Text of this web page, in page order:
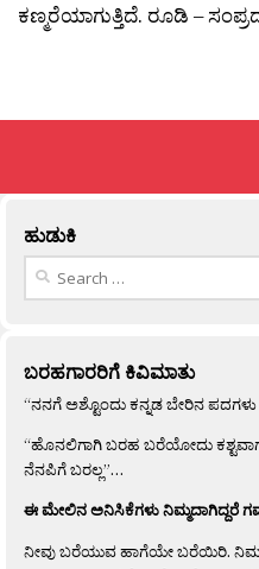
ಕಣ್ಮರೆಯಾಗುತ್ತಿದೆ. ರೂಡಿ –
ಹುಡುಕಿ
Search
ಬರಹಗಾರರಿಗೆ ಕಿವಿಮಾತು
“ನನಗೆ ಅಶ್ಟೊಂದು ಕನ್ನಡ ಬೇರಿನ ಪದಗಳು
“ಹೊನಲಿಗಾಗಿ ಬರಹ ಬರೆಯೋದು
ನೆನಪಿಗೆ ಬರಲ್ಲ”…
ಈ ಮೇಲಿನ ಅನಿಸಿಕೆಗಳು ನಿಮ್ಮದಾಗಿದ್ದರೆ
ನೀವು ಬರೆಯುವ ಹಾಗೆಯೇ ಬರೆಯಿರಿ.